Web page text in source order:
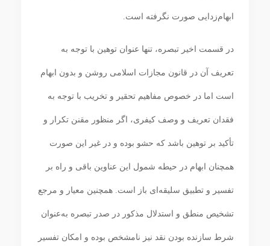
ابهام‌زدایی صورت نگرفته است.
در قسمت اخیر تبصره، تنها عنوان توهین با توجه به
تعریف آن در قانون مجازات اسلامی روشن و بدون ابهام
است اما در خصوص مفاهیم تحقیر و تخریب با توجه به
فقدان تعریف و وصف کیفری، اگر منظور مقنن تکرار و
تأکید بر توهین باشد که حشو بوده و در غیر این صورت
همچنان ابهام در حیطه شمول این عناوین باقی و راه بر
تفسیر و تطبیق سلیقه‌ای باز است. همچنین معیار و مرجع
تشخیص منطق و استدلال مذکور در صدر تبصره به‌عنوان
شرط سازنده بودن نقد نیز نامشخص بوده و امکان تفسیر